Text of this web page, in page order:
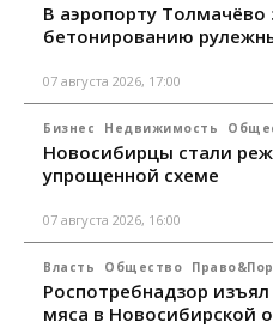
В аэропорту
бетонированию
07 августа 2026, 17:00
Бизнес Недвижимость
Новосибирцы стали
упрощенной схеме
07 августа 2026, 16:00
Власть Общество
Роспотребнадзор
мяса в Новосибирской